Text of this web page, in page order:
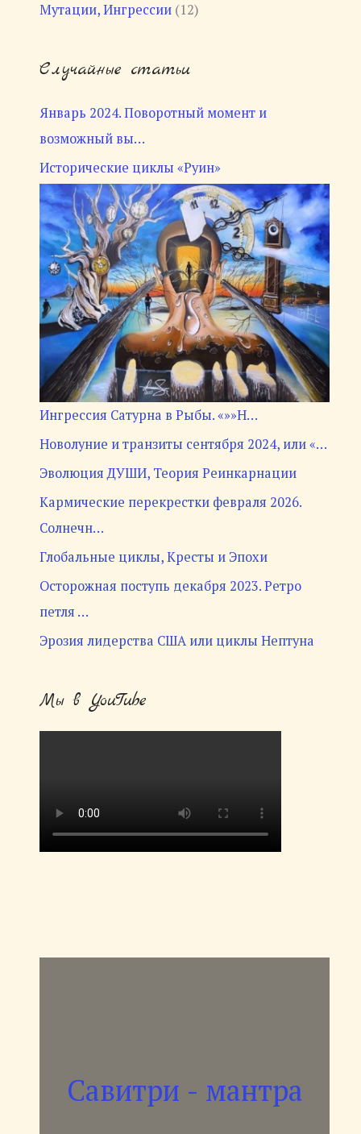
Мутации, Ингрессии(12)
Случайные статьи
Январь 2024. Поворотный момент и
возможный вы…
Исторические циклы «Руин»
Ингрессия Сатурна в Рыбы. «»»Н…
Новолуние и транзиты сентября 2024, или «…
Эволюция ДУШИ, Теория Реинкарнации
Кармические перекрестки февраля 2026.
Солнечн…
Глобальные циклы, Кресты и Эпохи
Осторожная поступь декабря 2023. Ретро
петля …
Эрозия лидерства США или циклы Нептуна
Мы в YouTube
Савитри - мантра